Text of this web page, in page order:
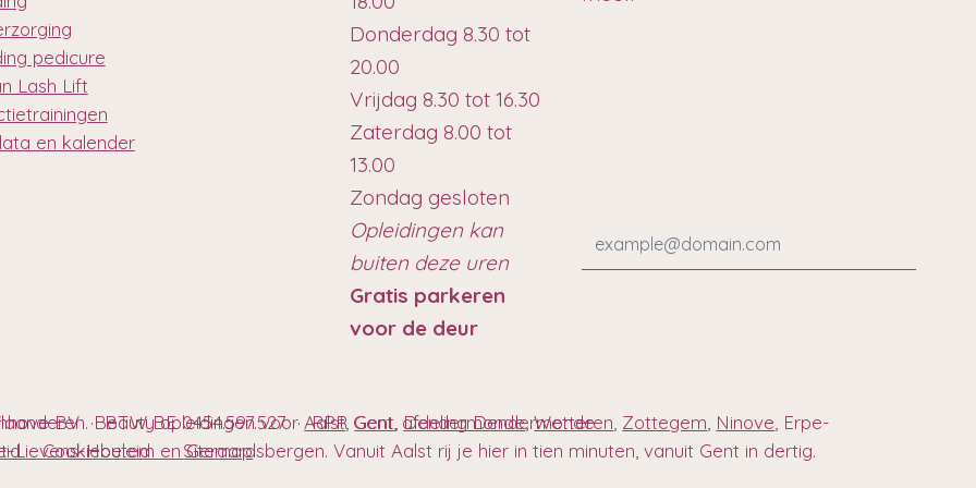
Donderdag 8.30 tot
20.00
Vrijdag 8.30 tot 16.30
Zaterdag 8.00 tot
13.00
Zondag gesloten
Opleidingen kan
buiten deze uren
Gratis parkeren
voor de deur
pedicure
Lash Lift
en kalender
BV · BTW BE 0454.597.527 · RPR Gent, afdeling Dendermonde
CookiebeleidSitemap
Beauty opleidingen voorAalst,Gent ,Dendermonde,Wetteren Zottegem Ninove , Erpe-
Lievens-Houtem en Geraardsbergen. Vanuit Aalst rij je hier in tien minuten, vanuit Gent in dertig.